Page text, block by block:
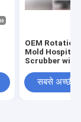
OEM
Mold Hospital
Scrubber with
Certification
सबसे अच्छी